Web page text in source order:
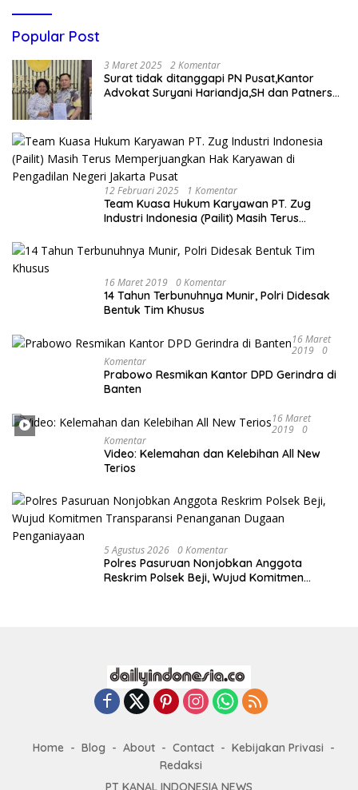
Popular Post
3 Maret 2025 2 Komentar
Surat tidak ditanggapi PN Pusat,Kantor
Advokat Suryani Hariandja,SH dan Patners
12 Februari 2025 1 Komentar
Team Kuasa Hukum Karyawan PT. Zug
Industri Indonesia (Pailit) Masih Terus
Pengadilan Negeri Jakarta Pusat
16 Maret 2019 0 Komentar
14 Tahun Terbunuhnya Munir, Polri Didesak
Bentuk Tim Khusus
16 Maret
2019 0
Komentar
Prabowo Resmikan Kantor DPD Gerindra di
Banten
16 Maret
2019 0
Komentar
Video: Kelemahan dan Kelebihan All New
Terios
5 Agustus 2026 0 Komentar
Polres Pasuruan Nonjobkan Anggota
Reskrim Polsek Beji, Wujud Komitmen
Home Blog About Contact
Kebijakan Privasi
Redaksi
PT KANAL INDONESIA NEWS